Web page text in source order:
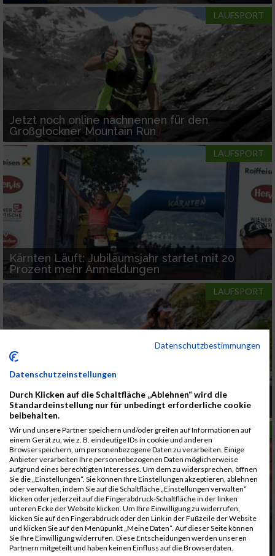
LAUFSPORT
Jetzt noch online nachnennen für den
Großglockner Mountain Run
LAUFSPORT
Kärnten Läuft: Jubiläumsjahr startet mit 20
Prozent mehr Anmeldungen
LAUFSPORT
Grossglockner Mountain Run 2026: Online-
Anmeldung endet am 24. Juni
LAUFSPORT
ÖM Halbmarathon 2026 macht Kärnten Läuft
zur Titelbühne
Datenschutzbestimmungen
Datenschutzeinstellungen
Durch Klicken auf die Schaltfläche „Ablehnen“ wird die
Standardeinstellung nur für unbedingt erforderliche cookie
beibehalten.
Wir und unsere Partner speichern und/oder greifen auf Informationen auf
einem Gerät zu, wie z. B. eindeutige IDs in cookie und anderen
Browserspeichern, um personenbezogene Daten zu verarbeiten. Einige
Anbieter verarbeiten Ihre personenbezogenen Daten möglicherweise
aufgrund eines berechtigten Interesses. Um dem zu widersprechen, öffnen
Sie die „Einstellungen“. Sie können Ihre Einstellungen akzeptieren, ablehnen
oder verwalten, indem Sie auf die Schaltfläche „Einstellungen verwalten“
klicken oder jederzeit auf die Fingerabdruck-Schaltfläche in der linken
unteren Ecke der Website klicken. Um Ihre Einwilligung zu widerrufen,
klicken Sie auf den Fingerabdruck oder den Link in der Fußzeile der Website
und klicken Sie auf den Menüpunkt „Meine Daten“. Auf dieser Seite können
Sie Ihre Einwilligung widerrufen. Diese Entscheidungen werden unseren
Partnern mitgeteilt und haben keinen Einfluss auf die Browserdaten.